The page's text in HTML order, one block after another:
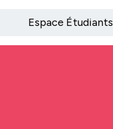
Espace Étudiants